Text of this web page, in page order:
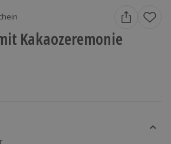
Kakaozeremonie